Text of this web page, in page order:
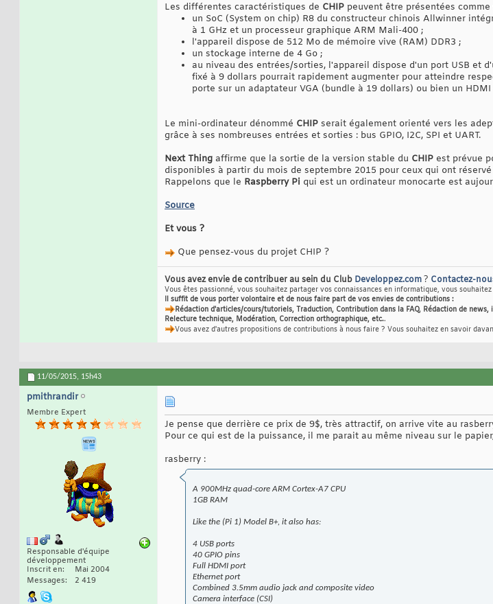
Les différentes caractéristiques de CHIP peuvent être présentées comme
un SoC (System on chip) R8 du constructeur chinois Allwinner
à 1 GHz et un processeur graphique ARM Mali-400 ;
l'appareil dispose de 512 Mo de mémoire vive (RAM) DDR3 ;
un stockage interne de 4 Go ;
au niveau des entrées/sorties, l'appareil dispose d'un port USB et
fixé à 9 dollars pourrait rapidement augmenter pour atteindre
porte sur un adaptateur VGA (bundle à 19 dollars) ou bien un
Le mini-ordinateur dénommé CHIP serait également orienté vers les
grâce à ses nombreuses entrées et sorties : bus GPIO, I2C, SPI et UART.
Next Thing affirme que la sortie de la version stable du CHIP est prévue
disponibles à partir du mois de septembre 2015 pour ceux qui ont
Rappelons que le Raspberry Pi qui est un ordinateur monocarte est
Source
Et vous ?
Que pensez-vous du projet CHIP ?
Vous avez envie de contribuer au sein du Club Developpez.com? Contactez-
Vous êtes passionné, vous souhaitez partager vos connaissances en informatique, vous
Il suffit de vous porter volontaire et de nous faire part de vos envies de contributions :
Rédaction d'articles/cours/tutoriels, Traduction, Contribution dans la FAQ, Rédaction de
Relecture technique, Modération, Correction orthographique, etc..
Vous avez d'autres propositions de contributions à nous faire ? Vous souhaitez en savoir
11/05/2015, 15h43
pmithrandir
Membre Expert
Responsable d'équipe
développement
Inscrit en
Mai 2004
Messages
2 419
Je pense que derrière ce prix de 9$, très attractif, on arrive vite au
Pour ce qui est de la puissance, il me parait au même niveau sur le
rasberry :
A 900MHz quad-core ARM Cortex-A7 CPU
1GB RAM
Like the (Pi 1) Model B+, it also has:
4 USB ports
40 GPIO pins
Full HDMI port
Ethernet port
Combined 3.5mm audio jack and composite video
Camera interface (CSI)